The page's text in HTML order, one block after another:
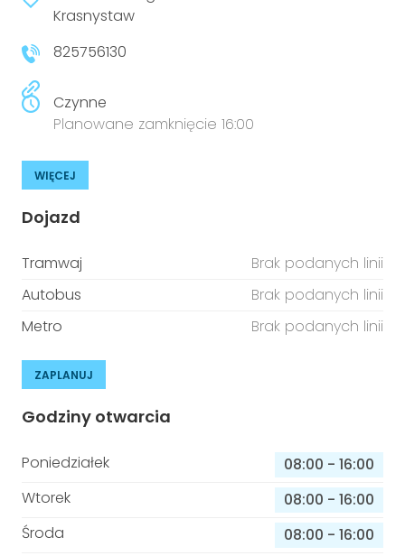
niepełnosprawnościami
Prawo
Prawa osób z niepełnosprawnościami
Urządzenia IoT
Krasnystaw
825756130
Czynne
Planowane zamknięcie 16:00
WIĘCEJ
Dojazd
Tramwaj
Brak podanych linii
Autobus
Brak podanych linii
Metro
Brak podanych linii
ZAPLANUJ
Godziny otwarcia
Poniedziałek 08:00 - 16:00
Wtorek
08:00 - 16:00
Środa
08:00 - 16:00